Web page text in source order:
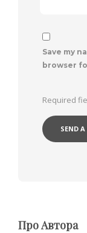
Save my
browser
Required
Про Автора